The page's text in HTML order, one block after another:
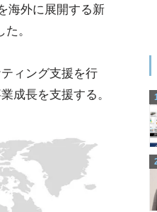
海外に展開する新
。
ィング支援を行
成長を支援する。